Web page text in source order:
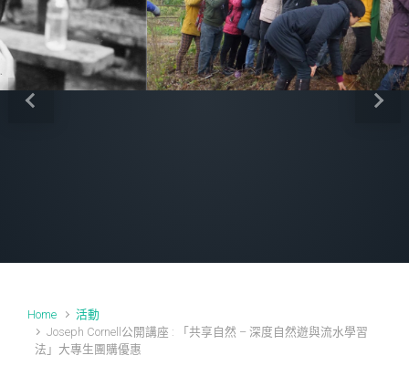
Previous Next
Home
活動
Joseph Cornell公開講座 : 「共享自然 – 深度自然遊與流水學習
法」大專生團購優惠